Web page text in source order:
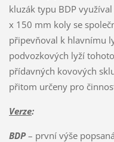
kluzák typu BDP
x 150 mm koly se
připevňoval k hlavnímu
podvozkových lyží
přídavných kovových
přitom určeny pro
Verze:
BDP– první výše